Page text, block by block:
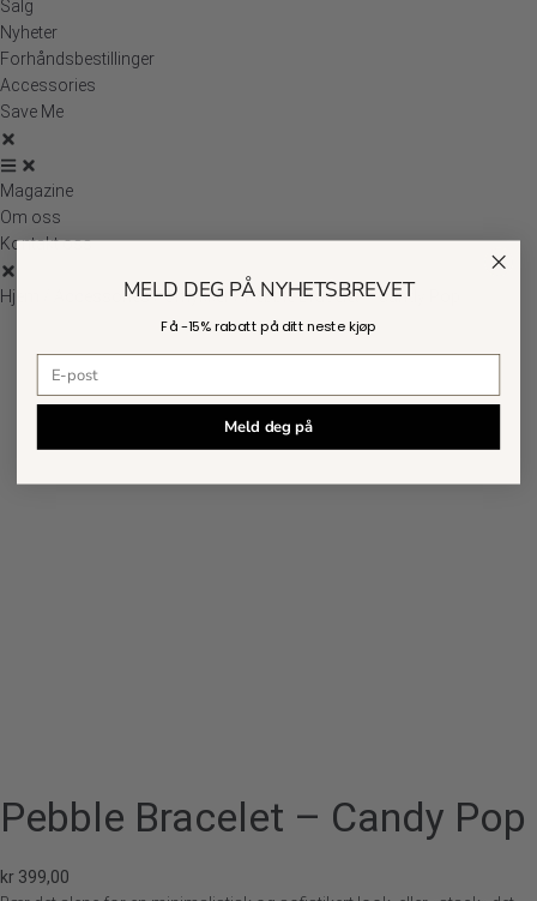
Salg
Nyheter
Forhåndsbestillinger
Accessories
Save Me
Magazine
Om oss
Kontakt oss
Hjem Accessories/Smykker / Pebble Bracelet – Candy Pop
Pebble Bracelet – Candy Pop
kr 399,00
MELD DEG PÅ NYHETSBREVET
Få -15% rabattpå ditt neste kjøp
E-postadresse
Meld deg på